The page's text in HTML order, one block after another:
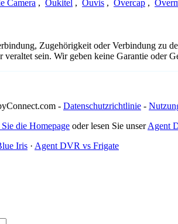
Camera , Oukitel , Ouvis , Overcap ,
Zugehörigkeit oder Verbindung zu
veraltet sein. Wir geben keine Garantie oder
- Datenschutzrichtlinie -
die Homepage oder lesen Sie unserAgent
Iris · Agent DVR vs Frigate